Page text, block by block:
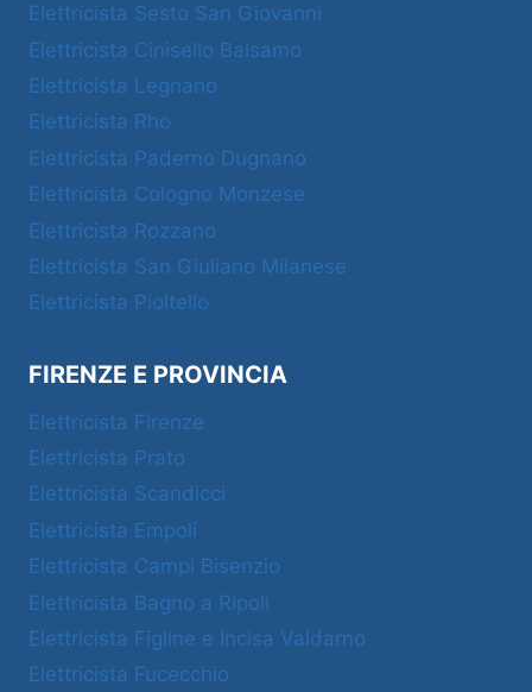
Elettricista Sesto San Giovanni
Elettricista Cinisello Balsamo
Elettricista Legnano
Elettricista Rho
Elettricista Paderno Dugnano
Elettricista Cologno Monzese
Elettricista Rozzano
Elettricista San Giuliano Milanese
Elettricista Pioltello
FIRENZE E PROVINCIA
Elettricista Firenze
Elettricista Prato
Elettricista Scandicci
Elettricista Empoli
Elettricista Campi Bisenzio
Elettricista Bagno a Ripoli
Elettricista Figline e Incisa Valdarno
Elettricista Fucecchio